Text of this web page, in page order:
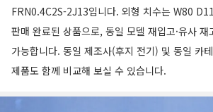
FRN0.4C2S-2J13입니다. 외형 치수는 W80
판매 완료된 상품으로, 동일 모델 재입고·유사
가능합니다. 동일 제조사(후지 전기) 및 동일 카
제품도 함께 비교해 보실 수 있습니다.